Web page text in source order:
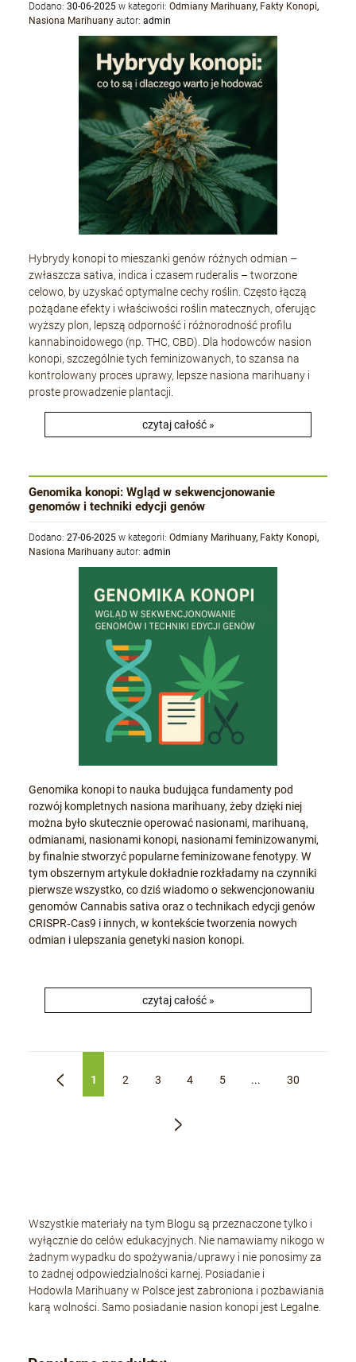
Dodano:30-06-2025 w kategorii:Odmiany Marihuany, Fakty Konopi,
Nasiona Marihuany autor:admin
Hybrydy konopi to mieszanki genów różnych odmian –
zwłaszcza sativa, indica i czasem ruderalis – tworzone
celowo, by uzyskać optymalne cechy roślin. Często łączą
pożądane efekty i właściwości roślin matecznych, oferując
wyższy plon, lepszą odporność i różnorodność profilu
kannabinoidowego (np. THC, CBD). Dla hodowców nasion
konopi, szczególnie tych feminizowanych, to szansa na
kontrolowany proces uprawy, lepsze nasiona marihuany i
proste prowadzenie plantacji.
czytaj całość »
Genomika konopi: Wgląd w sekwencjonowanie
genomów i techniki edycji genów
Dodano:27-06-2025 w kategorii:Odmiany Marihuany, Fakty Konopi,
Nasiona Marihuany autor:admin
Genomika konopi to nauka budująca fundamenty pod
rozwój kompletnych nasiona marihuany, żeby dzięki niej
można było skutecznie operować nasionami, marihuaną,
odmianami, nasionami konopi, nasionami feminizowanymi,
by finalnie stworzyć popularne feminizowane fenotypy. W
tym obszer­nym artykule dokładnie rozkładamy na czynniki
pierwsze wszystko, co dziś wiadomo o sekwencjonowaniu
genomów Cannabis sativa oraz o technikach edycji genów
CRISPR‑Cas9 i innych, w kontekście tworzenia nowych
odmian i ulepszania genetyki nasion konopi.
czytaj całość »
1 2 3 4 5 ... 30
Wszystkie materiały na tym Blogu są przeznaczone tylko i
wyłącznie do celów edukacyjnych. Nie namawiamy nikogo w
żadnym wypadku do spożywania/uprawy i nie ponosimy za
to żadnej odpowiedzialności karnej. Posiadanie i
Hodowla Marihuany w Polsce jest zabroniona i pozbawiania
karą wolności. Samo posiadanie nasion konopi jest Legalne.